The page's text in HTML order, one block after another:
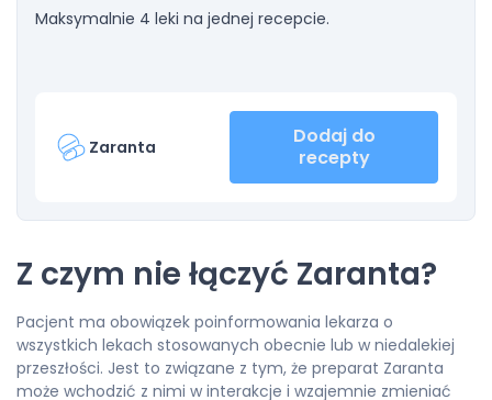
Maksymalnie 4 leki na jednej recepcie.
Zaranta
Dodaj do
recepty
Z czym nie łączyć Zaranta?
Pacjent ma obowiązek poinformowania lekarza o
wszystkich lekach stosowanych obecnie lub w niedalekiej
przeszłości. Jest to związane z tym, że preparat Zaranta
może wchodzić z nimi w interakcje i wzajemnie zmieniać